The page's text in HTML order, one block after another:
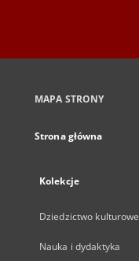
MAPA STRONY
Strona główna
Kolekcje
Dziedzictwo kulturowe
Nauka i dydaktyka